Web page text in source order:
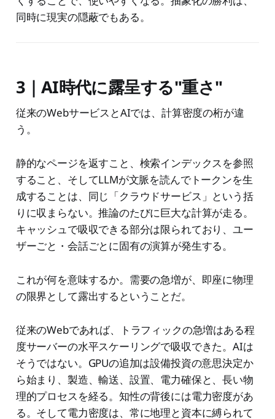
同時に現実の隠蔽でもある。
3｜AI時代に露呈する"重さ"
従来のWebサービスとAIでは、計算密度の桁が違
う。
静的なページを返すこと、検索インデックスを参照
すること、そしてLLMが文脈を読んでトークンを生
成することは、同じ「クラウドサービス」という括
りに収まらない。推論のたびに巨大な計算が走る。
キャッシュで吸収できる部分は限られており、ユー
ザーごと・会話ごとに固有の演算が発生する。
これが何を意味するか。需要の急増が、即座に物理
の限界として露出するということだ。
従来のWebであれば、トラフィックの急増はある程
度サーバーの水平スケーリングで吸収できた。AIは
そうではない。GPUの追加は設備投資の意思決定か
ら始まり、製造、輸送、設置、電力確保と、長い物
理的プロセスを経る。知性の背後には電力密度があ
る。そして電力密度は、常に地理と資本に縛られて